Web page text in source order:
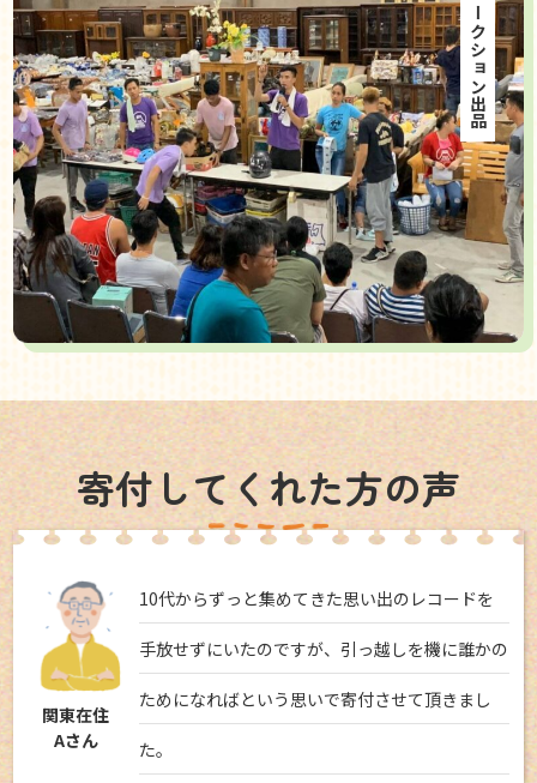
海外オークション出品
寄付してくれた方の声
関東在住
Aさん
10代からずっと集めてきた思い出のレコードを
手放せずにいたのですが、引っ越しを機に誰かの
ためになればという思いで寄付させて頂きまし
た。